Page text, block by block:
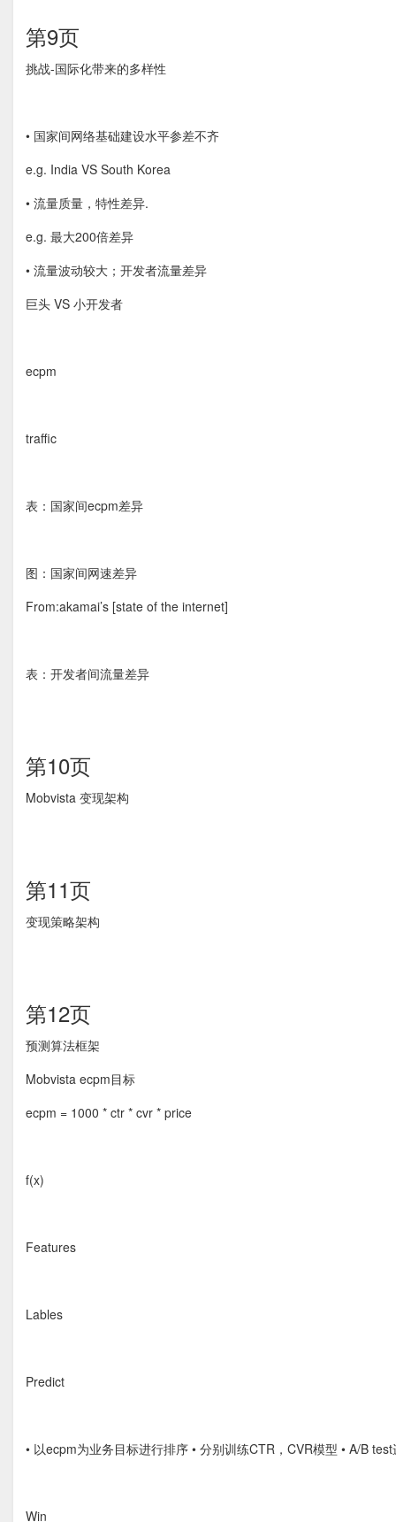
第9页
挑战-国际化带来的多样性
• 国家间网络基础建设水平参差不齐
e.g. India VS South Korea
• 流量质量，特性差异.
e.g. 最大200倍差异
• 流量波动较大；开发者流量差异
巨头 VS 小开发者
ecpm
traffic
表：国家间ecpm差异
图：国家间网速差异
From:akamai’s [state of the internet]
表：开发者间流量差异
第10页
Mobvista 变现架构
第11页
变现策略架构
第12页
预测算法框架
Mobvista ecpm目标
ecpm = 1000 * ctr * cvr * price
f(x)
Features
Lables
Predict
• 以ecpm为业务目标进行排序 • 分别训练CTR，CVR模型 • A/B
Win